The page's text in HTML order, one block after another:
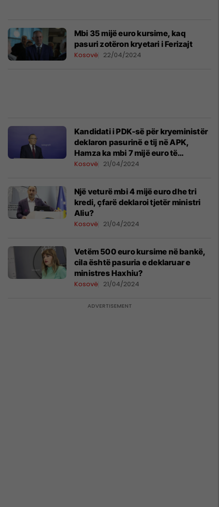
Mbi 35 mijë euro kursime, kaq
pasuri zotëron kryetari i Ferizajt
Kosovë 22/04/2024
Kandidati i PDK-së për kryeministër
deklaron pasurinë e tij në APK,
Hamza ka mbi 7 mijë euro të
kursyera
Kosovë 21/04/2024
Një veturë mbi 4 mijë euro dhe tri
kredi, çfarë deklaroi tjetër ministri
Aliu?
Kosovë 21/04/2024
Vetëm 500 euro kursime në bankë,
cila është pasuria e deklaruar e
ministres Haxhiu?
Kosovë 21/04/2024